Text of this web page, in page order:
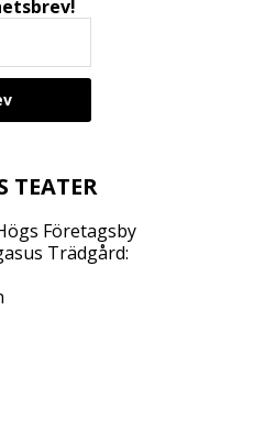
TEATER
Företagsby
Trädgård: